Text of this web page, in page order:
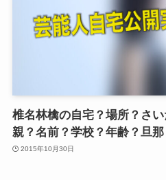
椎名林檎の自宅？場所？さ
親？名前？学校？年齢？旦那
2015年10月30日